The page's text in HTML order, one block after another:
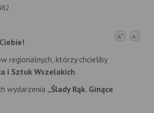
A+ A-
regionalnych, którzy chcieliby
i Sztuk Wszelakich.
wydarzenia „Ślady Rąk. Ginące